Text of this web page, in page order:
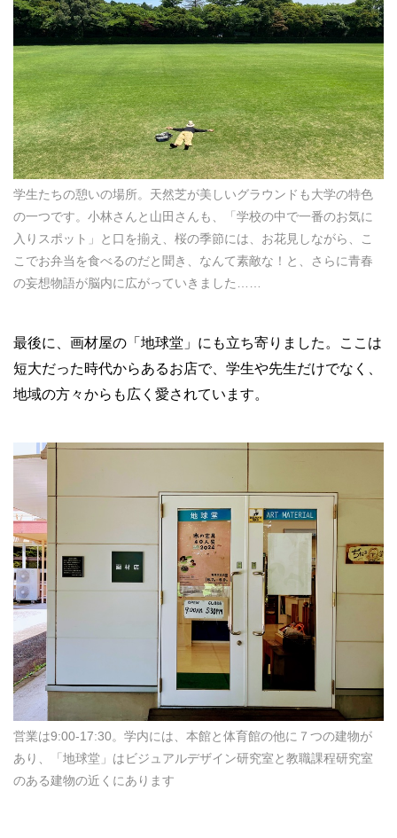
学生たちの憩いの場所。天然芝が美しいグラウンドも大学の特色
の一つです。小林さんと山田さんも、「学校の中で一番のお気に
入りスポット」と口を揃え、桜の季節には、お花見しながら、こ
こでお弁当を食べるのだと聞き、なんて素敵な！と、さらに青春
の妄想物語が脳内に広がっていきました……
最後に、画材屋の「地球堂」にも立ち寄りました。ここは
短大だった時代からあるお店で、学生や先生だけでなく、
地域の方々からも広く愛されています。
営業は9:00-17:30。学内には、本館と体育館の他に７つの建物が
あり、「地球堂」はビジュアルデザイン研究室と教職課程研究室
のある建物の近くにあります